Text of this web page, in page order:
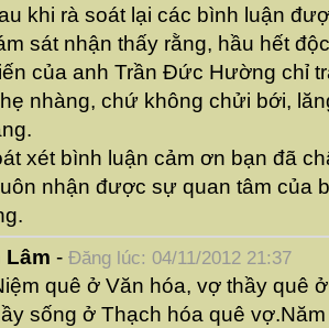
khi rà soát lại các bình luận
sát nhận thấy rằng, hầu hết
của anh Trần Đức Hường chỉ
nhàng, chứ không chửi bới,
xét bình luận cảm ơn bạn đã
nhận được sự quan tâm của
Lâm - Đăng lúc: 04/11/2012 21:37
quê ở Văn hóa, vợ thầy quê
sống ở Thạch hóa quê